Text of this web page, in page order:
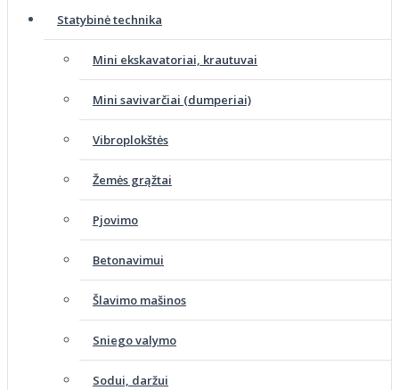
Statybinė technika
Mini ekskavatoriai, krautuvai
Mini savivarčiai (dumperiai)
Vibroplokštės
Žemės grąžtai
Pjovimo
Betonavimui
Šlavimo mašinos
Sniego valymo
Sodui, daržui